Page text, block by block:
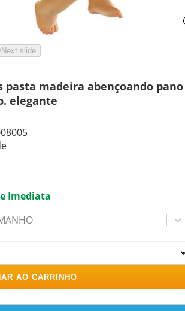
Next slide
pasta madeira abençoando pano
elegante
Imediata
AO CARRINHO